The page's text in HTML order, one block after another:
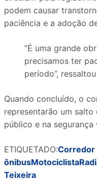
podem causar
paciência e a adoção
“É uma grande
precisamos ter
período”,
Quando concluído, o
representarão um
público e na segurança
ETIQUETADO:Corredor
ônibusMotociclista
Teixeira